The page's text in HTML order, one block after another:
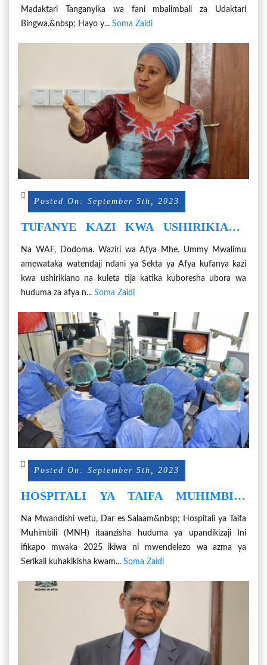
Madaktari Tanganyika wa fani mbalimbali za Udaktari
Bingwa.&nbsp; Hayo y... Soma Zaidi
Posted On: September 5th, 2023
TUFANYE KAZI KWA USHIRIKIANO
NCHINI.
Na WAF, Dodoma. Waziri wa Afya Mhe. Ummy Mwalimu
amewataka watendaji ndani ya Sekta ya Afya kufanya kazi
kwa ushirikiano na kuleta tija katika kuboresha ubora wa
huduma za afya n... Soma Zaidi
Posted On: September 5th, 2023
HOSPITALI YA TAIFA MUHIMBILI
Na Mwandishi wetu, Dar es Salaam&nbsp; Hospitali ya Taifa
Muhimbili (MNH) itaanzisha huduma ya upandikizaji Ini
ifikapo mwaka 2025 ikiwa ni mwendelezo wa azma ya
Serikali kuhakikisha kwam... Soma Zaidi